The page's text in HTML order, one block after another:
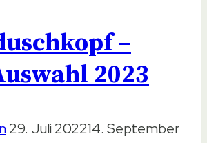
–
2023
29. Juli 202214. September